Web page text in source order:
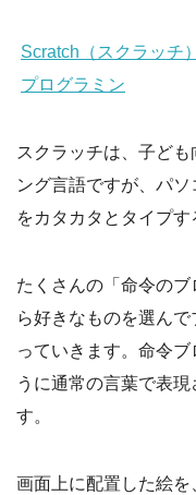
Scratch（スクラッチ）
プログラミン
スクラッチは、子ど
ング言語ですが、パ
をカタカタとタイプす
たくさんの「命令の
ら好きなものを選ん
っていきます。命令
うに通常の言葉で表
す。
画面上に配置した絵